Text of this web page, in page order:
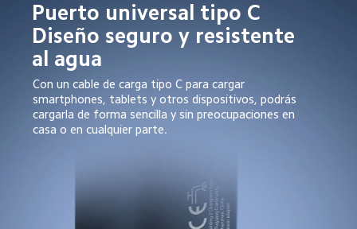
Puerto universal tipo C
Diseño seguro y resistente
al agua
Con un cable de carga tipo C para cargar
smartphones, tablets y otros dispositivos, podrás
cargarla de forma sencilla y sin preocupaciones en
casa o en cualquier parte.